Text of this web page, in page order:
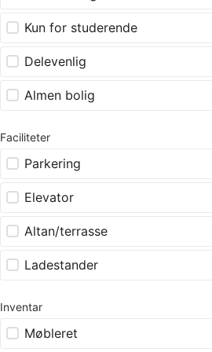
Kun for studerende
Delevenlig
Almen bolig
Faciliteter
Parkering
Elevator
Altan/terrasse
Ladestander
Inventar
Møbleret